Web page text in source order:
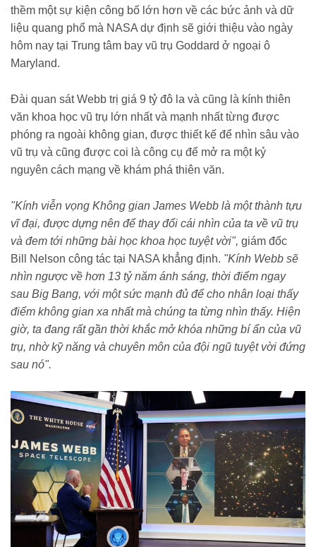
thềm một sự kiện công bố lớn hơn về các bức ảnh và dữ
liệu quang phổ mà NASA dự định sẽ giới thiệu vào ngày
hôm nay tại Trung tâm bay vũ trụ Goddard ở ngoại ô
Maryland.
Đài quan sát Webb trị giá 9 tỷ đô la và cũng là kính thiên
văn khoa học vũ trụ lớn nhất và mạnh nhất từng được
phóng ra ngoài không gian, được thiết kế để nhìn sâu vào
vũ trụ và cũng được coi là công cụ để mở ra một kỷ
nguyên cách mạng về khám phá thiên văn.
"Kính viễn vọng Không gian James Webb là một thành tựu
vĩ đại, được dựng nên để thay đổi cái nhìn của ta về vũ trụ
và đem tới những bài học khoa học tuyệt vời", giám đốc
Bill Nelson công tác tại NASA khẳng định. "Kính Webb sẽ
nhìn ngược về hơn 13 tỷ năm ánh sáng, thời điểm ngay
sau Big Bang, với một sức mạnh đủ để cho nhân loại thấy
điểm không gian xa nhất mà chúng ta từng nhìn thấy. Hiện
giờ, ta đang rất gần thời khắc mở khóa những bí ẩn của vũ
trụ, nhờ kỹ năng và chuyên môn của đội ngũ tuyệt vời đứng
sau nó".